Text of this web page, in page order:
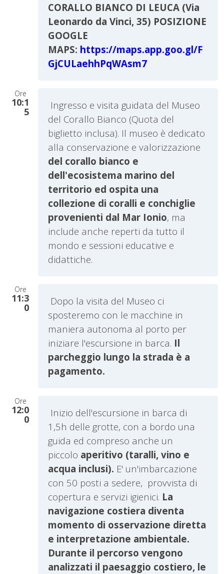
CORALLO BIANCO DI LEUCA (Via
Leonardo da Vinci, 35) POSIZIONE
GOOGLE
MAPS: https://maps.app.goo.gl/F
GjCULaehhPqWAsm7
Ore
10:1
5
Ingresso e visita guidata del Museo
del Corallo Bianco (Quota del
biglietto inclusa). Il museo è dedicato
alla conservazione e valorizzazione
del corallo bianco e
dell'ecosistema marino del
territorio ed ospita una
collezione di coralli e conchiglie
provenienti dal Mar Ionio, ma
include anche reperti da tutto il
mondo e sessioni educative e
didattiche.
Ore
11:3
0
Dopo la visita del Museo ci
sposteremo con le macchine in
maniera autonoma al porto per
iniziare l'escursione in barca. Il
parcheggio lungo la strada è a
pagamento.
Ore
12:0
0
Inizio dell'escursione in barca di
1,5h delle grotte, con a bordo una
guida ed compreso anche un
piccolo aperitivo (taralli, vino e
acqua inclusi). E' un'imbarcazione
con 50 posti a sedere, provvista di
copertura e servizi igienici. La
navigazione costiera diventa
momento di osservazione diretta
e interpretazione ambientale.
Durante il percorso vengono
analizzati il paesaggio costiero, le